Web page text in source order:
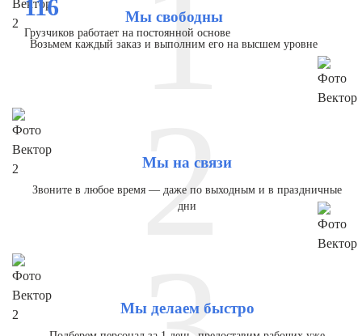
116
Грузчиков работает на постоянной основе
Мы свободны
Возьмем каждый заказ и выполним его на высшем уровне
2
Мы на связи
Звоните в любое время — даже по выходным и в праздничные
дни
Мы делаем быстро